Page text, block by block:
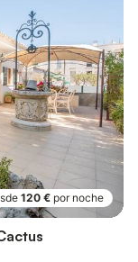
120 € por noche